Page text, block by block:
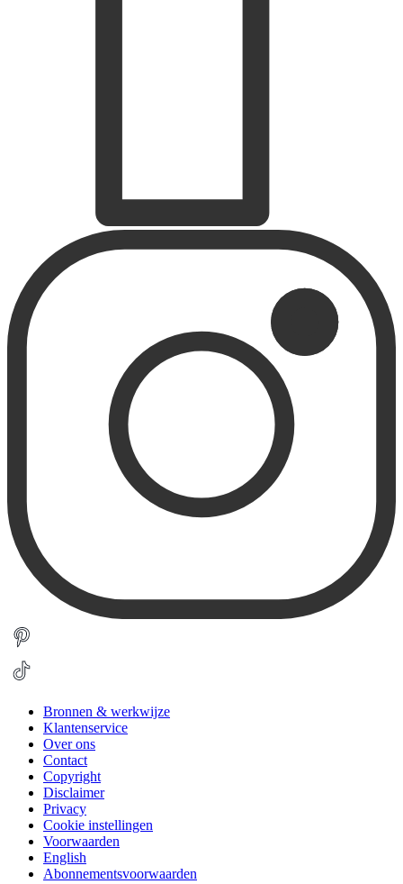
Bronnen & werkwijze
Klantenservice
Over ons
Contact
Copyright
Disclaimer
Privacy
Cookie instellingen
Voorwaarden
English
Abonnementsvoorwaarden